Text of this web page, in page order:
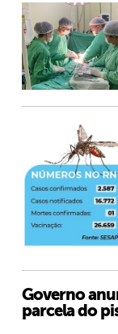
Governo
parcela do